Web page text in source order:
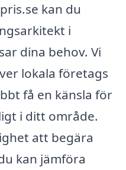
kan du
i
dina behov. Vi
lokala företags
få en känsla för
i ditt område.
att begära
kan jämföra